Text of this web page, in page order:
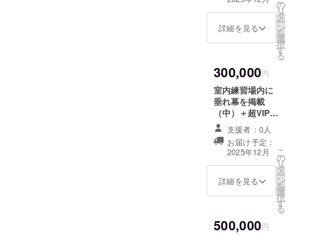
2~3mm
VIP券
（練習
F券） ※
納期変
動あり
※有効期
限1年、
1回限り
のリターンに掲
載するお名前を
備考欄に記入し
OPEN～3年間
詳細を見る
の
リ
タ
ー
ン
を
選
択
す
る
300,000円
室内練習場内に
垂れ幕を掲載
（中）＋超VIP券
（練習場
20%OFF券）
「お名前掲載」
のリターンに掲
載するお名前を
備考欄に記入し
OPEN～3年間
支援者：0人
お届け予定：
2025年12月
詳細を見る
こ
の
リ
タ
ー
ン
を
選
択
す
る
500,000円